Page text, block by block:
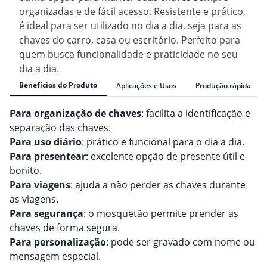
organizadas e de fácil acesso. Resistente e prático,
é ideal para ser utilizado no dia a dia, seja para as
chaves do carro, casa ou escritório. Perfeito para
quem busca funcionalidade e praticidade no seu
dia a dia.
Benefícios do Produto Aplicações e Usos Produção rápida
Para organização de chaves: facilita a identificação e
separação das chaves.
Para uso diário: prático e funcional para o dia a dia.
Para presentear: excelente opção de presente útil e
bonito.
Para viagens: ajuda a não perder as chaves durante
as viagens.
Para segurança: o mosquetão permite prender as
chaves de forma segura.
Para personalização: pode ser gravado com nome ou
mensagem especial.